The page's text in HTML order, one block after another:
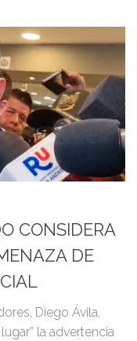
CONSIDERA
DE
Diego Ávila,
la advertencia